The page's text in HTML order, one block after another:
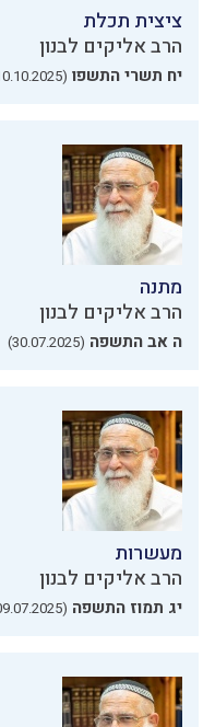
ציצית תכלת
הרב אליקים לבנון
יח תשרי התשפו (10.10.2025)
מתנה
הרב אליקים לבנון
ה אב התשפה (30.07.2025)
מעשרות
הרב אליקים לבנון
יג תמוז התשפה (09.07.2025)